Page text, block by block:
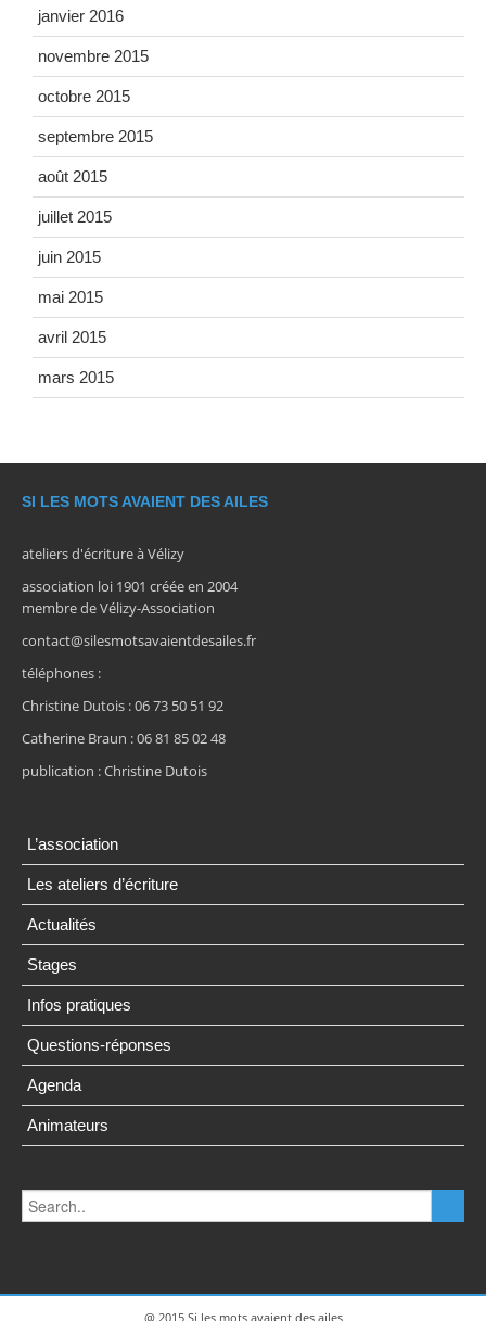
janvier 2016
novembre 2015
octobre 2015
septembre 2015
août 2015
juillet 2015
juin 2015
mai 2015
avril 2015
mars 2015
SI LES MOTS AVAIENT DES AILES
ateliers d'écriture à Vélizy
association loi 1901 créée en 2004
membre de Vélizy-Association
contact@silesmotsavaientdesailes.fr
téléphones :
Christine Dutois : 06 73 50 51 92
Catherine Braun : 06 81 85 02 48
publication : Christine Dutois
L’association
Les ateliers d’écriture
Actualités
Stages
Infos pratiques
Questions-réponses
Agenda
Animateurs
@ 2015 Si les mots avaient des ailes